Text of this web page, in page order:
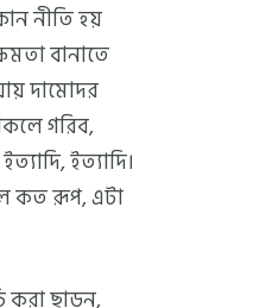
নীতি হয়
বানাতে
দামোদর
গরিব,
ইত্যাদি।
কত রূপ, এটা
করা ছাড়ুন,